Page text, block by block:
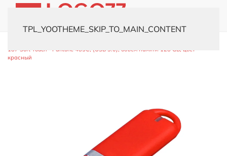
TPL_YOOTHEME_SKIP_TO_MAIN_CONTENT
187 Soft Touch - Pantone 485C, (USB 3.0), объем памяти 128 GB, цвет
красный